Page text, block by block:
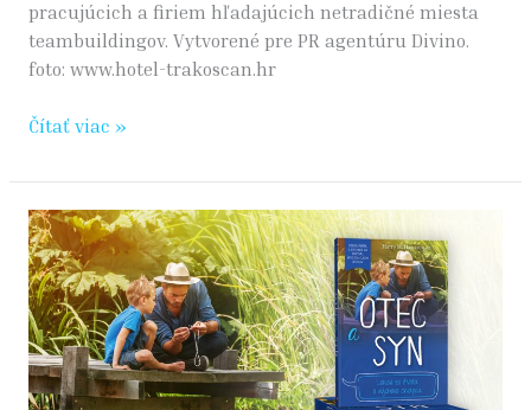
pracujúcich a firiem hľadajúcich netradičné miesta
teambuildingov. Vytvorené pre PR agentúru Divino.
foto: www.hotel-trakoscan.hr
Čítať viac »
7
najvtipnejších
hlášok
z
knihy
Otec
a